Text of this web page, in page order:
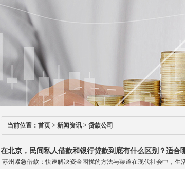
当前位置： 首页 > 新闻资讯 > 贷款公司
在北京，民间私人借款和银行贷款到底有什么区别？适合
苏州紧急借款：快速解决资金困扰的方法与渠道在现代社会中，